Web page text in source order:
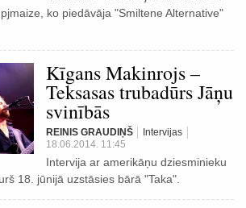
ko piedāvāja "Smiltene Alternative"
Kīgans Makinrojs –
Teksasas trubadūrs Jāņu
svinībās
REINIS GRAUDIŅŠ
Intervijas
18.06.2014. 11:45
Intervija ar amerikāņu dziesminieku
18. jūnijā uzstāsies bārā "Taka".